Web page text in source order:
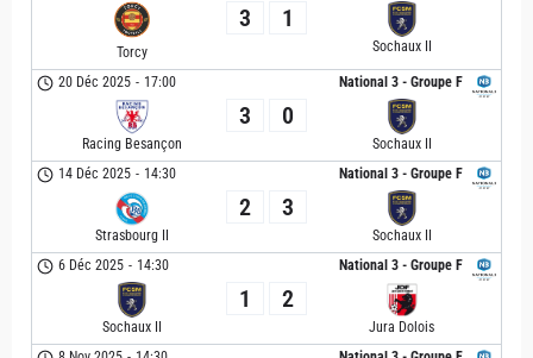
Torcy
3 1
Sochaux II
National 3 - Groupe F
20 Déc 2025 - 17:00
Racing Besançon
3 0
Sochaux II
National 3 - Groupe F
14 Déc 2025 - 14:30
Strasbourg II
2 3
Sochaux II
National 3 - Groupe F
6 Déc 2025 - 14:30
Sochaux II
1 2
Jura Dolois